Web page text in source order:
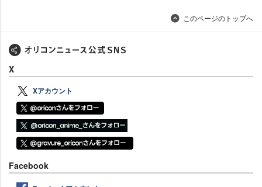
このページのトップへ
X
Xアカウント
Facebook